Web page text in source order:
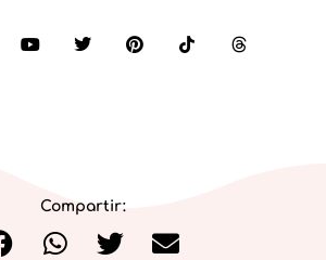
Compartir: